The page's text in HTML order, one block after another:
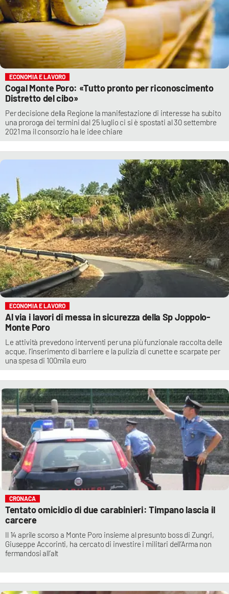
ECONOMIA E LAVORO
Cogal Monte Poro: «Tutto pronto per riconoscimento
Distretto del cibo»
Per decisione della Regione la manifestazione di interesse ha subito
una proroga dei termini dal 25 luglio ci si è spostati al 30 settembre
2021 ma il consorzio ha le idee chiare
ECONOMIA E LAVORO
Al via i lavori di messa in sicurezza della Sp Joppolo-
Monte Poro
Le attività prevedono interventi per una più funzionale raccolta delle
acque, l’inserimento di barriere e la pulizia di cunette e scarpate per
una spesa di 100mila euro
CRONACA
Tentato omicidio di due carabinieri: Timpano lascia il
carcere
Il 14 aprile scorso a Monte Poro insieme al presunto boss di Zungri,
Giuseppe Accorinti, ha cercato di investire i militari dell’Arma non
fermandosi all’alt